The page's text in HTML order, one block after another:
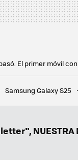
Samsung Galaxy S25
NUESTRA